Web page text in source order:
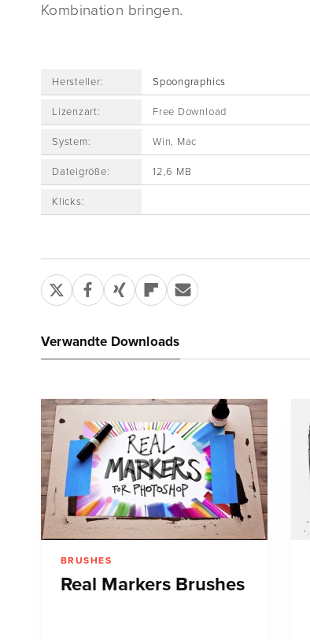
Kombination bringen.
Hersteller: Spoongraphics
Lizenzart: Free Download
System: Win, Mac
Dateigröße: 12,6 MB
Klicks:
Verwandte Downloads
BRUSHES
Real Markers Brushes